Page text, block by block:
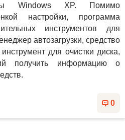
Windows XP. Помимо
настройки, программа
инструментов для
автозагрузки, средство
для очистки диска,
получить информацию о
0